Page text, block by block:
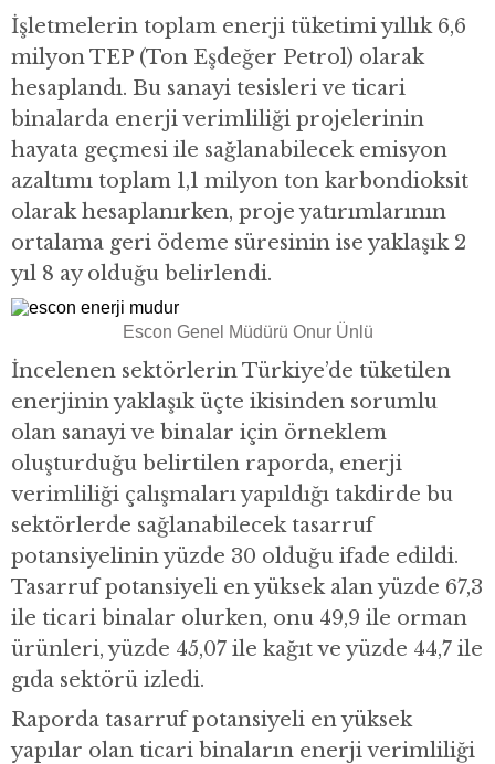
İşletmelerin toplam enerji tüketimi yıllık 6,6
milyon TEP (Ton Eşdeğer Petrol) olarak
hesaplandı. Bu sanayi tesisleri ve ticari
binalarda enerji verimliliği projelerinin
hayata geçmesi ile sağlanabilecek emisyon
azaltımı toplam 1,1 milyon ton karbondioksit
olarak hesaplanırken, proje yatırımlarının
ortalama geri ödeme süresinin ise yaklaşık 2
yıl 8 ay olduğu belirlendi.
Escon Genel Müdürü Onur Ünlü
İncelenen sektörlerin Türkiye’de tüketilen
enerjinin yaklaşık üçte ikisinden sorumlu
olan sanayi ve binalar için örneklem
oluşturduğu belirtilen raporda, enerji
verimliliği çalışmaları yapıldığı takdirde bu
sektörlerde sağlanabilecek tasarruf
potansiyelinin yüzde 30 olduğu ifade edildi.
Tasarruf potansiyeli en yüksek alan yüzde 67,3
ile ticari binalar olurken, onu 49,9 ile orman
ürünleri, yüzde 45,07 ile kağıt ve yüzde 44,7 ile
gıda sektörü izledi.
Raporda tasarruf potansiyeli en yüksek
yapılar olan ticari binaların enerji verimliliği